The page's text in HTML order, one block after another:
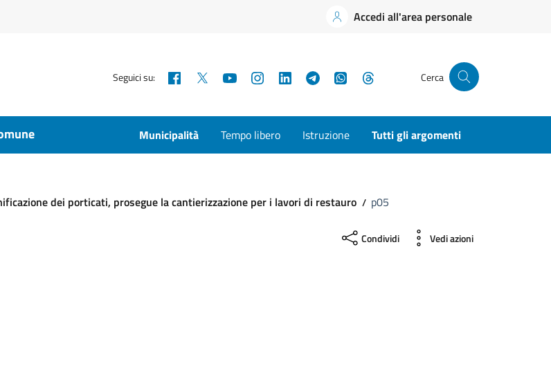
Accedi all'area personale
Seguici su: Facebook YouTubeInstagramLinkedInTelegramWhatsApp Cerca
Municipalità Tempo libero Istruzione Tutti gli argomenti
dei porticati, prosegue la cantierizzazione per i lavori di restauro p05
Condividi Vedi azioni